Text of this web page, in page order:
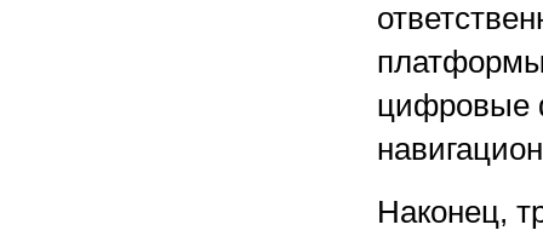
цифровые
Наконец,